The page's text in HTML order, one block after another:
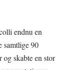
endnu en
samtlige 90
og skabte en stor